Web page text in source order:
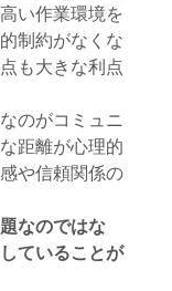
い作業環境を
制約がなくな
も大きな利点
のがコミュニ
距離が心理的
や信頼関係の
なのではな
ていることが